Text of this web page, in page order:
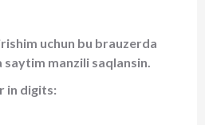
uchun bu brauzerda
saytim manzili saqlansin.
in digits: